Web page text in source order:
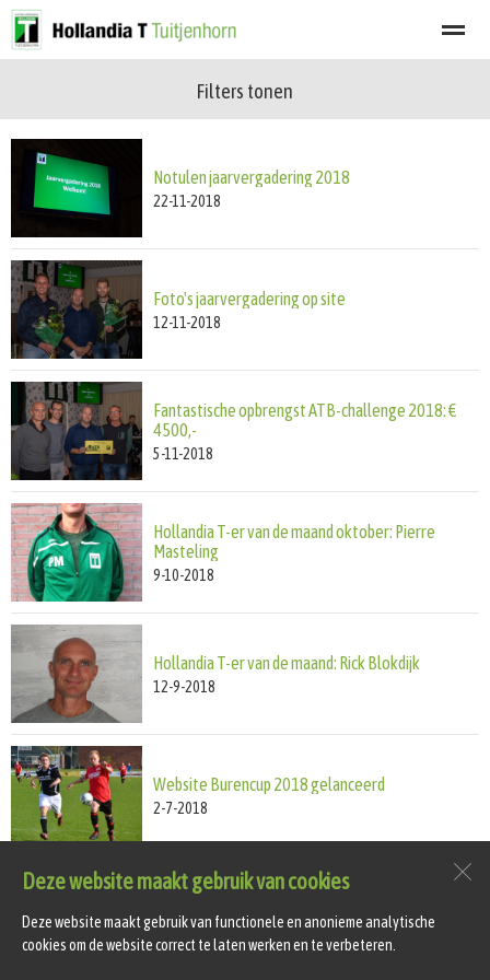
Afgelastingen
Home Zoeken Nieuws
Deze website maakt gebruik van cookies
Deze website maakt gebruik van functionele en anonieme analytische
cookies om de website correct te laten werken en te verbeteren.
Filters tonen
Notulen jaarvergadering 2018
22-11-2018
Foto's jaarvergadering op site
12-11-2018
Fantastische opbrengst ATB-challenge 2018: €
4500,-
5-11-2018
Hollandia T-er van de maand oktober: Pierre
Masteling
9-10-2018
Hollandia T-er van de maand: Rick Blokdijk
12-9-2018
Website Burencup 2018 gelanceerd
2-7-2018
Sportlaan 4
1747 GS
Tuitjenhorn